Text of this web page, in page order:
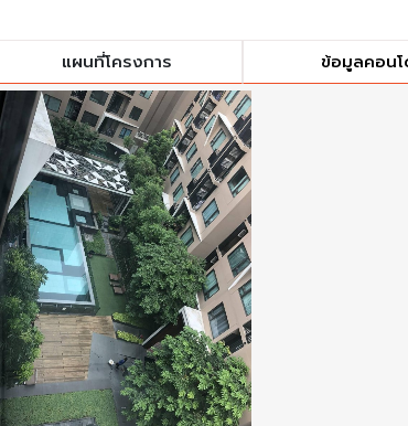
แผนที่โครงการ ข้อมูลคอน